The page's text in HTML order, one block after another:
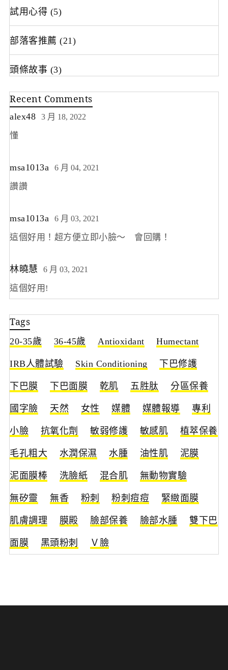
試用心得 (5)
部落客推薦 (21)
頭條故事 (3)
Recent Comments
alex48 3 月 18, 2022
懂
msa1013a 6 月 04, 2021
讚讚
msa1013a 6 月 03, 2021
這個好用！超方便立即小臉～ 會回購！
林曉慧 6 月 03, 2021
這個好用!
Tags
20-35歲 36-45歲 Antioxidant Humectant
IRB人體試驗 Skin Conditioning 下巴修護
下巴膜 下巴面膜 乾肌 五胜肽 分區保養
國字臉 天然 女性 媒體 媒體報導 專利
小臉 抗氧化劑 敏弱修護 敏感肌 植萃保養
毛孔粗大 水潤保濕 水腫 油性肌 泥膜
泥面膜棒 洗臉紙 混合肌 無動物實驗
無矽靈 無香 粉刺 粉刺痘痘 緊緻面膜
肌膚調理 膜殿 臉部保養 臉部水腫 雙下巴
面膜 黑頭粉刺 Ｖ臉